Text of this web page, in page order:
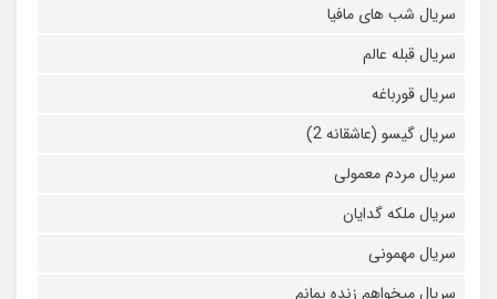
سریال شب های مافیا
سریال قبله عالم
سریال قورباغه
سریال گیسو (عاشقانه 2)
سریال مردم معمولی
سریال ملکه گدایان
سریال مهمونی
سریال میخواهم زنده بمانم